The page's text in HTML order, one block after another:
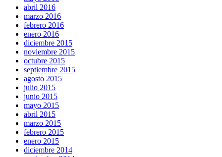
abril 2016
marzo 2016
febrero 2016
enero 2016
diciembre 2015
noviembre 2015
octubre 2015
septiembre 2015
agosto 2015
julio 2015
junio 2015
mayo 2015
abril 2015
marzo 2015
febrero 2015
enero 2015
diciembre 2014